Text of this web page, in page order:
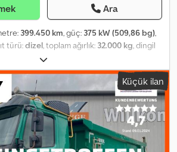
Ara
399.450 km, güç: 375 kW (509,86 bg),
türü:dizel, toplam ağırlık: 32.000 kg, dingil
, bir sonraki muayene (TÜV):
, emisyon sınıfı:Euro 6, yükleme alanı
ABS, klima, navigasyon sistemi, park
kabin damper kasası, 17,7 m³ ? I-Shift ? Üç
Telsiz Credpfxszqxlkj Ac Ijf ? Otomatik
içi kullanımına uygun kabin ? Bekleme
? Disk fren ? Alüminyum jantlar ?
kullanımı için yağ bağlantısı ?
Küçük ilan